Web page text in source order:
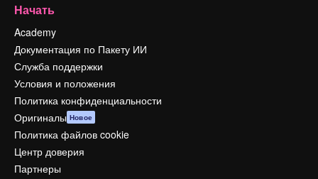
Начать
Academy
Документация по Пакету ИИ
Служба поддержки
Условия и положения
Политика конфиденциальности
Оригиналы Новое
Политика файлов cookie
Центр доверия
Партнеры